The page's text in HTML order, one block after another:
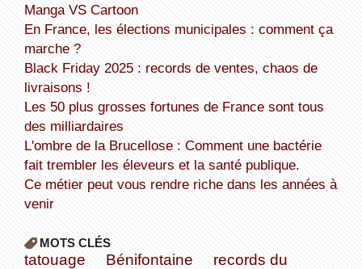
Manga VS Cartoon
En France, les élections municipales : comment ça
marche ?
Black Friday 2025 : records de ventes, chaos de
livraisons !
Les 50 plus grosses fortunes de France sont tous
des milliardaires
L'ombre de la Brucellose : Comment une bactérie
fait trembler les éleveurs et la santé publique.
Ce métier peut vous rendre riche dans les années à
venir
MOTS CLÉS
tatouage Bénifontaine
records du